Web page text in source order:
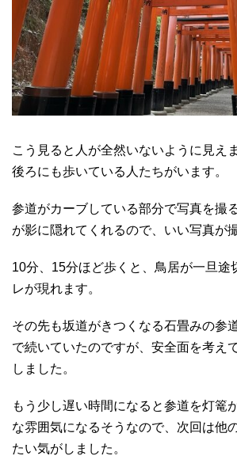
こう見ると人が全然いないように見え
後ろにも歩いている人たちがいます。
参道がカーブしている部分で写真を撮
が影に隠れてくれるので、いい写真が
10分、15分ほど歩くと、鳥居が一旦途
レが現れます。
その先も坂道がきつくなる石畳みの参
で続いていたのですが、安全面を考え
しました。
もう少し遅い時間になると参道を灯篭
な雰囲気になるそうなので、次回は他
たい気がしました。